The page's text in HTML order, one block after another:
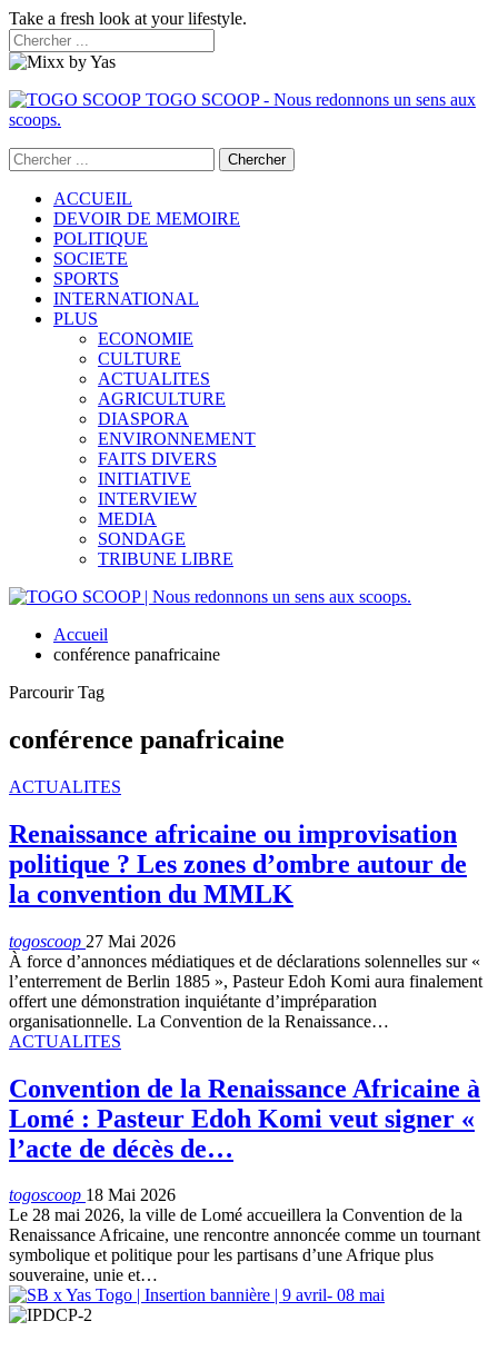
Take a fresh look at your lifestyle.
TOGO SCOOP - Nous redonnons un sens aux
scoops.
ACCUEIL
DEVOIR DE MEMOIRE
POLITIQUE
SOCIETE
SPORTS
INTERNATIONAL
PLUS
ECONOMIE
CULTURE
ACTUALITES
AGRICULTURE
DIASPORA
ENVIRONNEMENT
FAITS DIVERS
INITIATIVE
INTERVIEW
MEDIA
SONDAGE
TRIBUNE LIBRE
Accueil
conférence panafricaine
Parcourir Tag
conférence panafricaine
ACTUALITES
Renaissance africaine ou improvisation
politique ? Les zones d’ombre autour de
la convention du MMLK
togoscoop 27 Mai 2026
À force d’annonces médiatiques et de déclarations solennelles sur «
l’enterrement de Berlin 1885 », Pasteur Edoh Komi aura finalement
offert une démonstration inquiétante d’impréparation
organisationnelle. La Convention de la Renaissance…
ACTUALITES
Convention de la Renaissance Africaine à
Lomé : Pasteur Edoh Komi veut signer «
l’acte de décès de…
togoscoop 18 Mai 2026
Le 28 mai 2026, la ville de Lomé accueillera la Convention de la
Renaissance Africaine, une rencontre annoncée comme un tournant
symbolique et politique pour les partisans d’une Afrique plus
souveraine, unie et…